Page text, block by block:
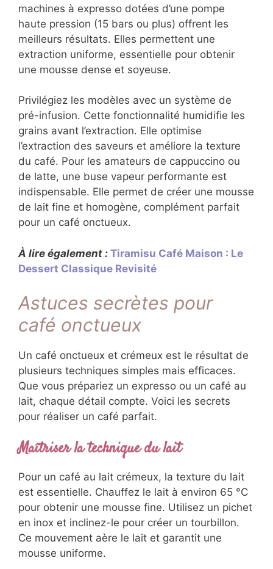
machines à expresso dotées d’une pompe
haute pression (15 bars ou plus) offrent les
meilleurs résultats. Elles permettent une
extraction uniforme, essentielle pour obtenir
une mousse dense et soyeuse.
Privilégiez les modèles avec un système de
pré-infusion. Cette fonctionnalité humidifie les
grains avant l’extraction. Elle optimise
l’extraction des saveurs et améliore la texture
du café. Pour les amateurs de cappuccino ou
de latte, une buse vapeur performante est
indispensable. Elle permet de créer une mousse
de lait fine et homogène, complément parfait
pour un café onctueux.
À lire également : Tiramisu Café Maison : Le
Dessert Classique Revisité
Astuces secrètes pour
café onctueux
Un café onctueux et crémeux est le résultat de
plusieurs techniques simples mais efficaces.
Que vous prépariez un expresso ou un café au
lait, chaque détail compte. Voici les secrets
pour réaliser un café parfait.
Maîtriser la technique du lait
Pour un café au lait crémeux, la texture du lait
est essentielle. Chauffez le lait à environ 65 °C
pour obtenir une mousse fine. Utilisez un pichet
en inox et inclinez-le pour créer un tourbillon.
Ce mouvement aère le lait et garantit une
mousse uniforme.